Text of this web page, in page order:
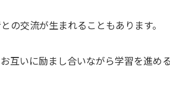
の交流が生まれることもあります。
互いに励まし合いながら学習を進め